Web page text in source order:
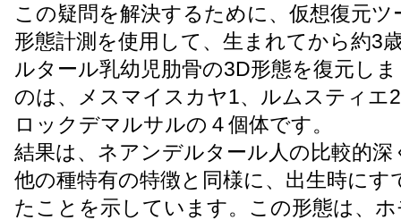
この疑問を解決するために、仮想復元ツ
形態計測を使用して、生まれてから約3
ルタール乳幼児肋骨の3D形態を復元し
のは、メスマイスカヤ1、ルムスティエ
ロックデマルサルの４個体です。
結果は、ネアンデルタール人の比較的深
他の種特有の特徴と同様に、出生時にす
たことを示しています。この形態は、